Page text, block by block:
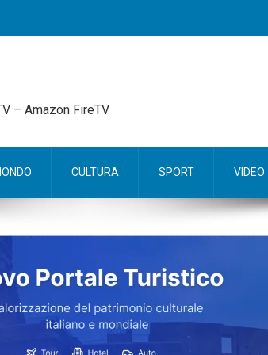
– Amazon FireTV
CULTURA SPORT VIDEO